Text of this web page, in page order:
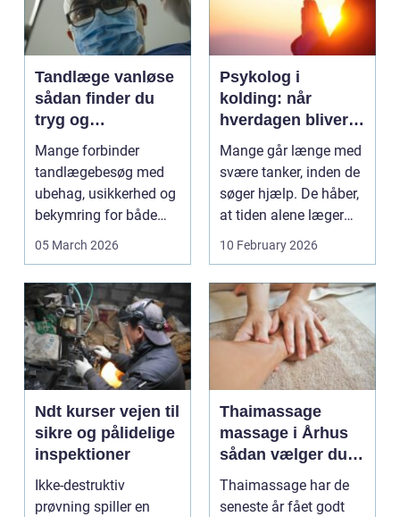
Tandlæge vanløse
sådan finder du
tryg og
professionel
tandpleje
Mange forbinder
tandlægebesøg med
ubehag, usikkerhed og
bekymring for både
smerter og pris.
05 March 2026
Psykolog i
kolding: når
hverdagen bliver
for tung at bære
alene
Mange går længe med
svære tanker, inden de
søger hjælp. De håber,
at tiden alene læger
sårene, at tr...
10 February 2026
Ndt kurser vejen til
sikre og pålidelige
inspektioner
Ikke-destruktiv
prøvning spiller en
Thaimassage
massage i Århus
sådan vælger du
den rette
behandling
Thaimassage har de
seneste år fået godt